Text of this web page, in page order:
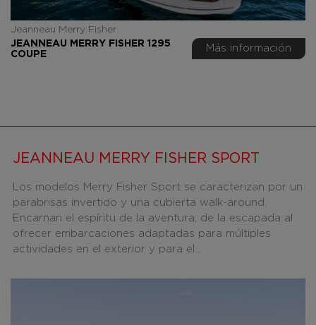
Jeanneau Merry Fisher
JEANNEAU MERRY FISHER 1295
COUPE
Más información
JEANNEAU MERRY FISHER SPORT
Los modelos Merry Fisher Sport se caracterizan por un
parabrisas invertido y una cubierta walk-around.
Encarnan el espíritu de la aventura, de la escapada al
ofrecer embarcaciones adaptadas para múltiples
actividades en el exterior y para el...